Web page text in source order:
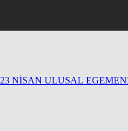
23 NİSAN ULUSAL